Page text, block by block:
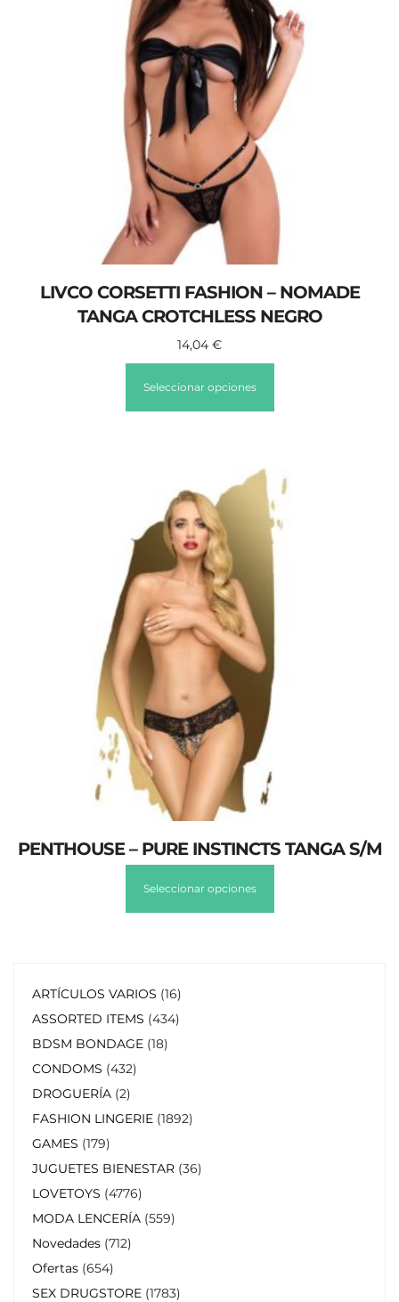
LIVCO CORSETTI FASHION – NOMADE
TANGA CROTCHLESS NEGRO
14,04 €
Seleccionar opciones
PENTHOUSE – PURE INSTINCTS TANGA S/M
Seleccionar opciones
ARTÍCULOS VARIOS 16
ASSORTED ITEMS 434
BDSM BONDAGE 18
CONDOMS 432
DROGUERÍA 2
FASHION LINGERIE 1892
GAMES 179
JUGUETES BIENESTAR 36
LOVETOYS 4776
MODA LENCERÍA 559
Novedades 712
Ofertas 654
SEX DRUGSTORE 1783